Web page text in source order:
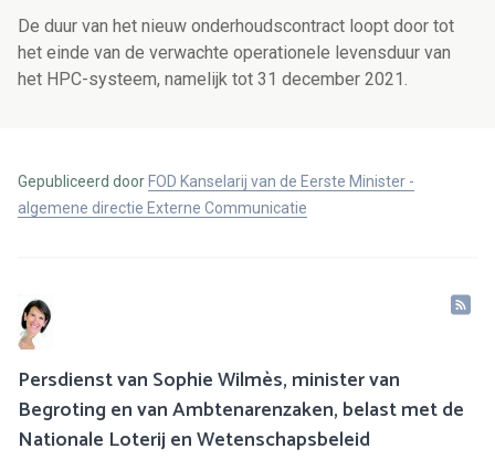
De duur van het nieuw onderhoudscontract loopt door tot
het einde van de verwachte operationele levensduur van
het HPC-systeem, namelijk tot 31 december 2021.
Gepubliceerd door FOD Kanselarij van de Eerste Minister -
algemene directie Externe Communicatie
Persdienst van Sophie Wilmès, minister van
Begroting en van Ambtenarenzaken, belast met de
Nationale Loterij en Wetenschapsbeleid